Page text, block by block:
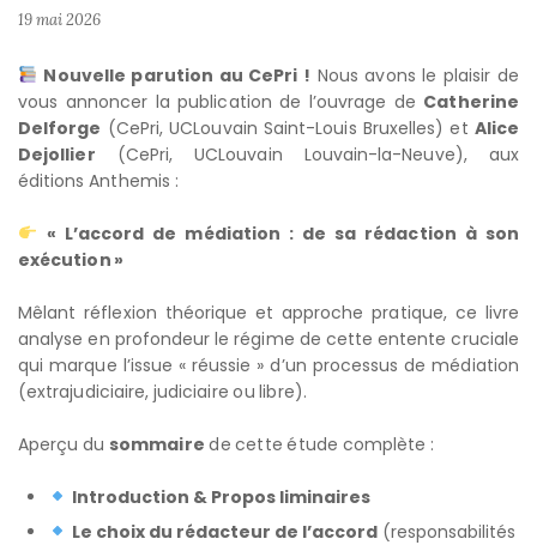
19 mai 2026
Nouvelle parution au CePri ! Nous avons le plaisir de
vous annoncer la publication de l’ouvrage de Catherine
Delforge (CePri, UCLouvain Saint-Louis Bruxelles) et Alice
Dejollier (CePri, UCLouvain Louvain-la-Neuve), aux
éditions Anthemis :
« L’accord de médiation : de sa rédaction à son
exécution »
Mêlant réflexion théorique et approche pratique, ce livre
analyse en profondeur le régime de cette entente cruciale
qui marque l’issue « réussie » d’un processus de médiation
(extrajudiciaire, judiciaire ou libre).
Aperçu du sommaire de cette étude complète :
Introduction & Propos liminaires
Le choix du rédacteur de l’accord(responsabilités